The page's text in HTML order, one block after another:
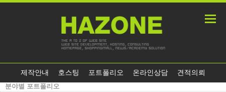
제작안내 호스팅 포트폴리오 온라인상담 견적의뢰
분야별 포트폴리오